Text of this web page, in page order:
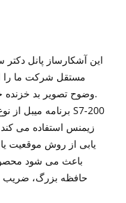
این آشکارساز پانل
مستقل شرکت ما را
وضوح تصویر بد خزنده خط لوله سنتی را به طور کامل حل می کند.
زیمنس استفاده می
یابی از روش موقعیت
باعث می شود محصول
حافظه بزرگ، ضریب